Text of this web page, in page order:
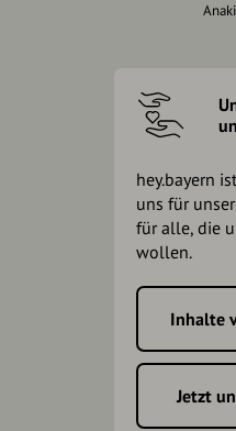
hey.bayern
uns für
für alle, die
wollen.
Inhalte
Jetzt